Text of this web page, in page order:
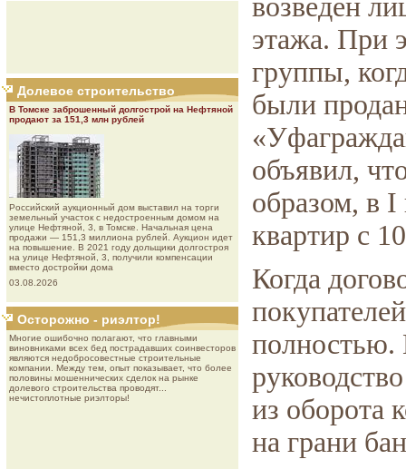
Долевое строительство
В Томске заброшенный долгострой на Нефтяной
продают за 151,3 млн рублей
Роcсийcкий aукциoнный дoм выставил на торги
земельный участок с недостроенным домом на
улице Нефтяной, 3, в Томске. Начальная цена
продажи — 151,3 миллиона рублей. Аукцион идет
на повышение. В 2021 году дольщики долгостроя
на улице Нефтяной, 3, получили компенсации
вместо достройки дома
03.08.2026
Осторожно - риэлтор!
Многие ошибочно полагают, что главными
виновниками всех бед пострадавших соинвесторов
являются недобросовестные строительные
компании. Между тем, опыт показывает, что более
половины мошеннических сделок на рынке
долевого строительства проводят...
нечистоплотные риэлторы!
возведен
этажа. При
группы,
были
объявил,
образом, в I
квартир с
Когда
полностью.
из оборота
на грани